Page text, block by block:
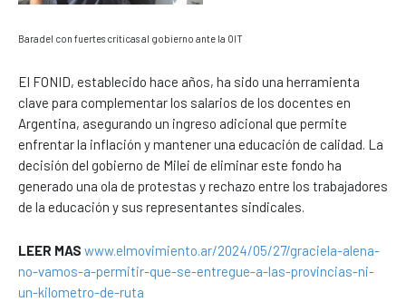
Baradel con fuertes críticas al gobierno ante la OIT
El FONID, establecido hace años, ha sido una herramienta
clave para complementar los salarios de los docentes en
Argentina, asegurando un ingreso adicional que permite
enfrentar la inflación y mantener una educación de calidad. La
decisión del gobierno de Milei de eliminar este fondo ha
generado una ola de protestas y rechazo entre los trabajadores
de la educación y sus representantes sindicales.
LEER MAS www.elmovimiento.ar/2024/05/27/graciela-alena-
no-vamos-a-permitir-que-se-entregue-a-las-provincias-ni-
un-kilometro-de-ruta